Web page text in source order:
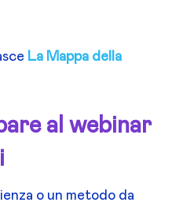
La Mappa della
al webinar
o un metodo da